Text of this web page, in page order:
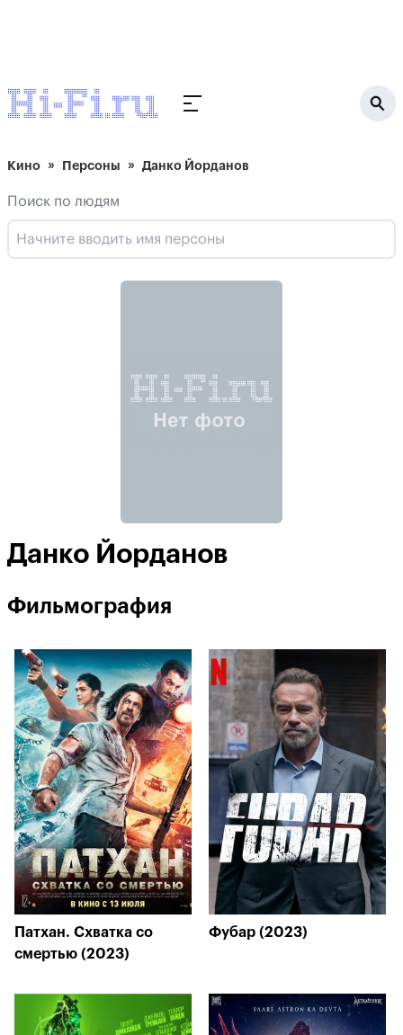
Кино Персоны Данко Йорданов
Поиск по людям
Данко Йорданов
Фильмография
Патхан. Схватка со
смертью (2023)
Фубар (2023)